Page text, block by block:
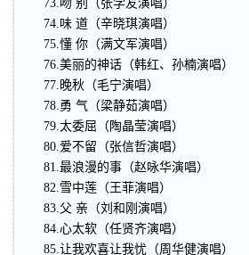
73.吻 别（张学友演唱）
74.味 道（辛晓琪演唱）
75.懂 你（满文军演唱）
76.美丽的神话（韩红、孙楠演唱）
77.晚秋（毛宁演唱）
78.勇 气（梁静茹演唱）
79.太委屈（陶晶莹演唱）
80.爱不留（张信哲演唱）
81.最浪漫的事（赵咏华演唱）
82.雪中莲（王菲演唱）
83.父 亲（刘和刚演唱）
84.心太软（任贤齐演唱）
85.让我欢喜让我忧（周华健演唱）